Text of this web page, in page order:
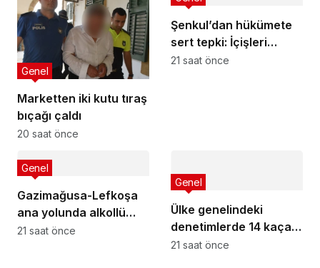
Marketten iki kutu tıraş
bıçağı çaldı
Genel
20 saat önce
Şenkul’dan hükümete
sert tepki: İçişleri
Bakanı nerede,
21 saat önce
Gazimağusa-Lefkoşa
ana yolunda alkollü
sürücü takla attı:
Genel
21 saat önce
Ülke genelindeki
denetimlerde 14 kaçak
yakalandı
Genel
21 saat önce